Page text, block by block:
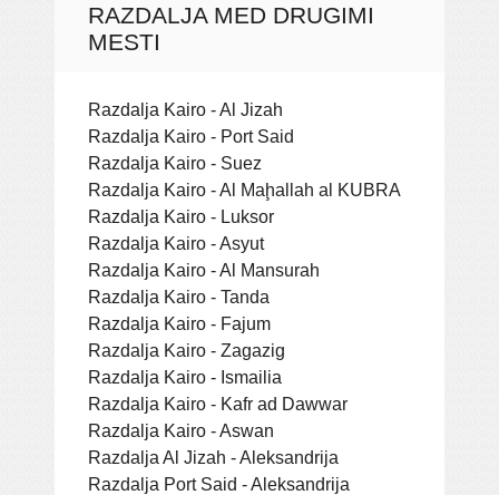
RAZDALJA MED DRUGIMI
MESTI
Razdalja Kairo - Al Jizah
Razdalja Kairo - Port Said
Razdalja Kairo - Suez
Razdalja Kairo - Al Maḩallah al KUBRA
Razdalja Kairo - Luksor
Razdalja Kairo - Asyut
Razdalja Kairo - Al Mansurah
Razdalja Kairo - Tanda
Razdalja Kairo - Fajum
Razdalja Kairo - Zagazig
Razdalja Kairo - Ismailia
Razdalja Kairo - Kafr ad Dawwar
Razdalja Kairo - Aswan
Razdalja Al Jizah - Aleksandrija
Razdalja Port Said - Aleksandrija